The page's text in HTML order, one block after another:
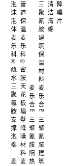
泡
沫
泡
体
管
道
保
温
麦
乐
科
®
疏
水
三
聚
氰
胺
支
撑
泡
棉
麦
乐
科
®
密
胺
天
花
板
墙
壁
降
噪
材
料
麦 麦
三
聚
氰
胺
建
筑
保
温
材
料
麦
乐
合
™
三
聚
氰
胺
隔
热
麦
乐
合
™
三
聚
氰
胺
建
筑
清
洁
海
绵
降
噪
片